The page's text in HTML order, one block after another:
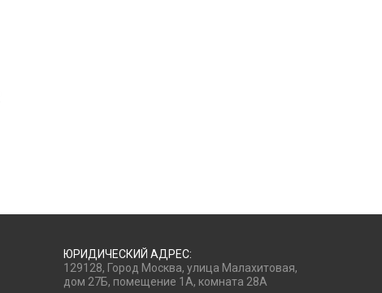
ЮРИДИЧЕСКИЙ АДРЕС:
129128, Город Москва, улица Малахитовая,
дом 27Б, помещение 1А, комната 28А